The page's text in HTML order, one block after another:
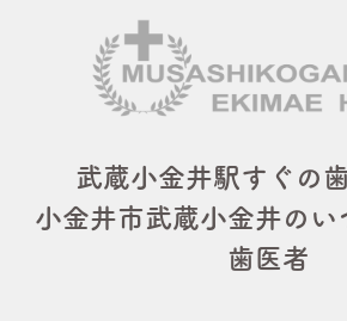
武蔵小金井駅すぐの
小金井市武蔵小金井のい
歯医者